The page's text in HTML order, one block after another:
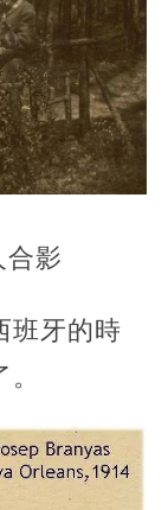
合影
班牙的時